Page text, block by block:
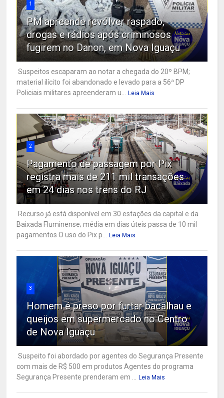
1
PM apreende revólver raspado,
drogas e rádios após criminosos
fugirem no Danon, em Nova Iguaçu
Suspeitos escaparam ao notar a chegada do 20º BPM;
material ilícito foi abandonado e levado para a 56ª DP
Policiais militares apreenderam u...
Leia Mais
2
Pagamento de passagem por Pix
registra mais de 211 mil transações
em 24 dias nos trens do RJ
Recurso já está disponível em 30 estações da capital e da
Baixada Fluminense; média em dias úteis passa de 10 mil
pagamentos O uso do Pix p...
Leia Mais
3
Homem é preso por furtar bacalhau e
queijos em supermercado no Centro
de Nova Iguaçu
Suspeito foi abordado por agentes do Segurança Presente
com mais de R$ 500 em produtos Agentes do programa
Segurança Presente prenderam em ...
Leia Mais